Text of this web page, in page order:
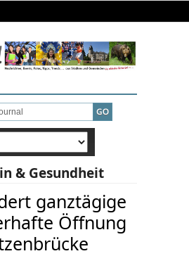
& Gesundheit
ganztägige
Öffnung